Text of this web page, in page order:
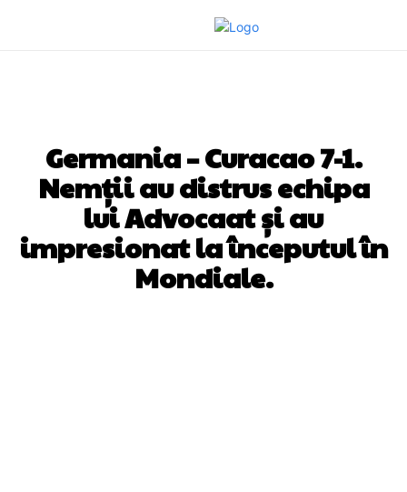
Germania – Curacao 7-1.
Nemții au distrus echipa
lui Advocaat și au
impresionat la începutul în
Mondiale.